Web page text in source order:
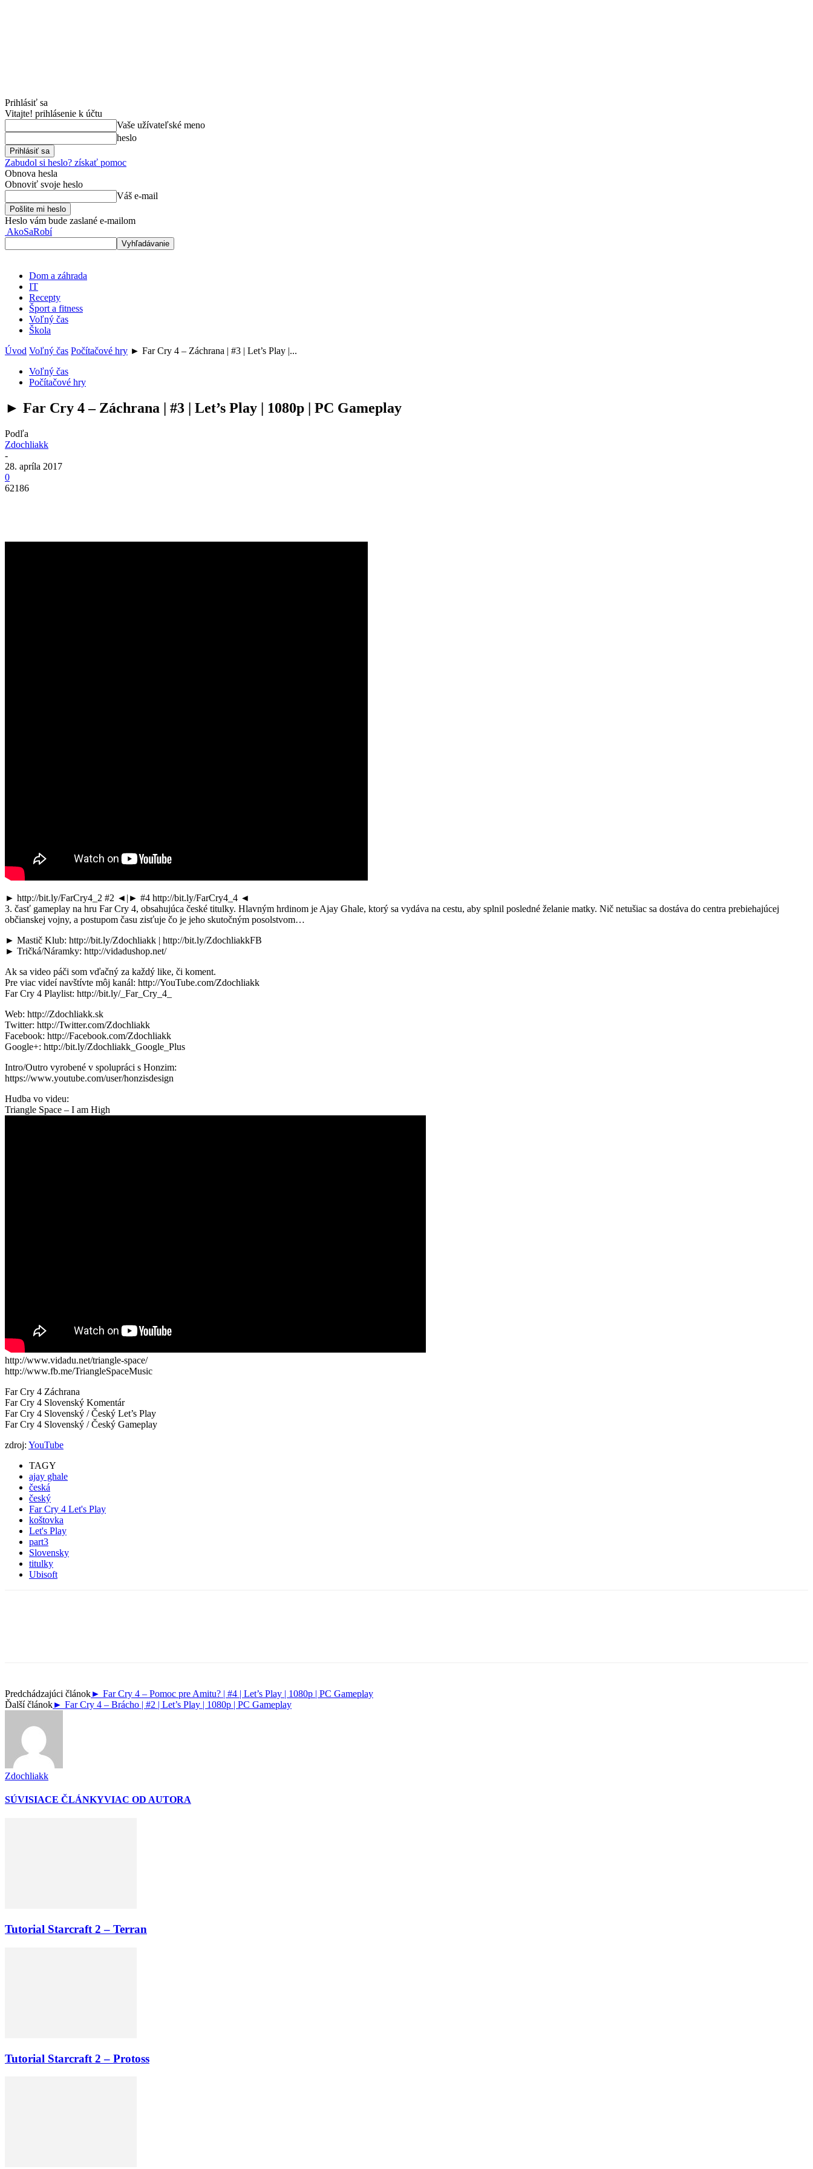
Prihlásiť sa
Vitajte! prihlásenie k účtu
Vaše užívateľské meno
heslo
Zabudol si heslo? získať pomoc
Obnova hesla
Obnoviť svoje heslo
Váš e-mail
Heslo vám bude zaslané e-mailom
AkoSaRobí
Dom a záhrada
IT
Recepty
Šport a fitness
Voľný čas
Škola
Úvod Voľný čas Počítačové hry ► Far Cry 4 – Záchrana | #3 | Let’s Play |...
Voľný čas
Počítačové hry
► Far Cry 4 – Záchrana | #3 | Let’s Play | 1080p | PC Gameplay
Podľa
Zdochliakk
-
28. apríla 2017
0
62186
► http://bit.ly/FarCry4_2 #2 ◄|► #4 http://bit.ly/FarCry4_4 ◄
3. časť gameplay na hru Far Cry 4, obsahujúca české titulky. Hlavným hrdinom je Ajay Ghale, ktorý sa vydáva na cestu, aby splnil posledné želanie matky. Nič netušiac sa dostáva do centra prebiehajúcej
občianskej vojny, a postupom času zisťuje čo je jeho skutočným posolstvom…
► Mastič Klub: http://bit.ly/Zdochliakk | http://bit.ly/ZdochliakkFB
► Tričká/Náramky: http://vidadushop.net/
Ak sa video páči som vďačný za každý like, či koment.
Pre viac videí navštívte môj kanál: http://YouTube.com/Zdochliakk
Far Cry 4 Playlist: http://bit.ly/_Far_Cry_4_
Web: http://Zdochliakk.sk
Twitter: http://Twitter.com/Zdochliakk
Facebook: http://Facebook.com/Zdochliakk
Google+: http://bit.ly/Zdochliakk_Google_Plus
Intro/Outro vyrobené v spolupráci s Honzim:
https://www.youtube.com/user/honzisdesign
Hudba vo videu:
Triangle Space – I am High
http://www.vidadu.net/triangle-space/
http://www.fb.me/TriangleSpaceMusic
Far Cry 4 Záchrana
Far Cry 4 Slovenský Komentár
Far Cry 4 Slovenský / Český Let’s Play
Far Cry 4 Slovenský / Český Gameplay
zdroj: YouTube
TAGY
ajay ghale
česká
český
Far Cry 4 Let's Play
koštovka
Let's Play
part3
Slovensky
titulky
Ubisoft
Predchádzajúci článok► Far Cry 4 – Pomoc pre Amitu? | #4 | Let’s Play | 1080p | PC Gameplay
Ďalší článok► Far Cry 4 – Brácho | #2 | Let’s Play | 1080p | PC Gameplay
Zdochliakk
SÚVISIACE ČLÁNKYVIAC OD AUTORA
Tutorial Starcraft 2 – Terran
Tutorial Starcraft 2 – Protoss